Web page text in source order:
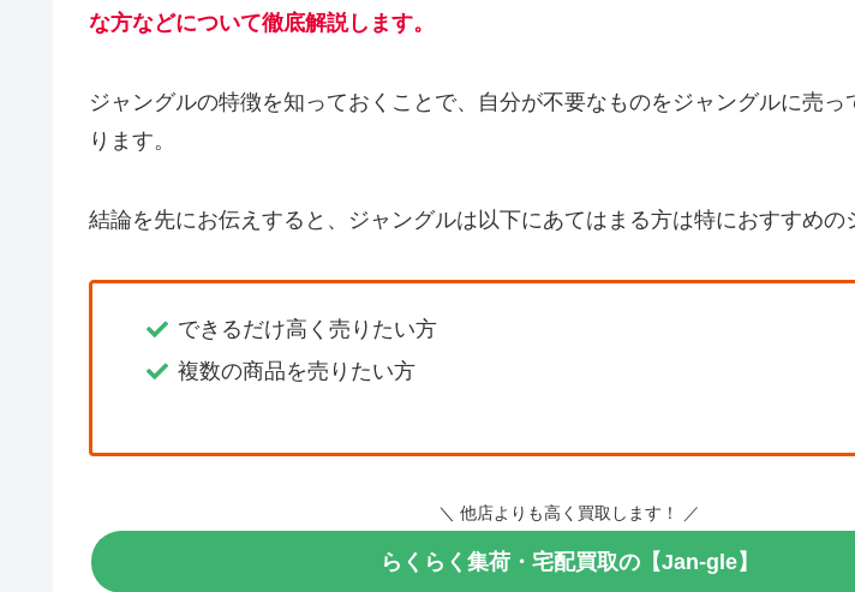
な方などについて徹底解説します。
ジャングルの特徴を知っておくことで、自分が不要なものをジャングルに売っ
ります。
結論を先にお伝えすると、ジャングルは以下にあてはまる方は特におすすめの
できるだけ高く売りたい方
複数の商品を売りたい方
＼ 他店よりも高く買取します！ ／
らくらく集荷・宅配買取の【Jan-gle】